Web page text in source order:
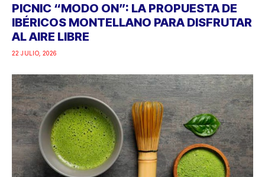
PICNIC “MODO ON”: LA PROPUESTA DE
IBÉRICOS MONTELLANO PARA DISFRUTAR
AL AIRE LIBRE
22 JULIO, 2026